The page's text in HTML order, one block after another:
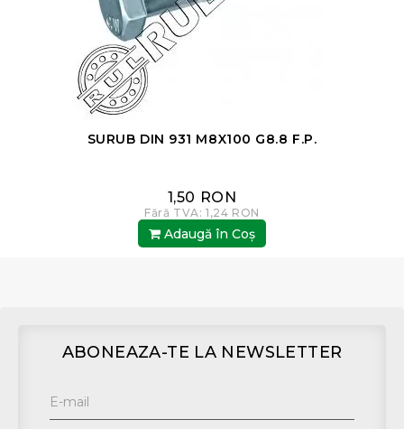
SURUB DIN 931 M8X100 G8.8 F.P.
1,50 RON
Fără TVA: 1,24 RON
Adaugă în Coş
ABONEAZA-TE LA NEWSLETTER